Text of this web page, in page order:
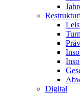
Digital